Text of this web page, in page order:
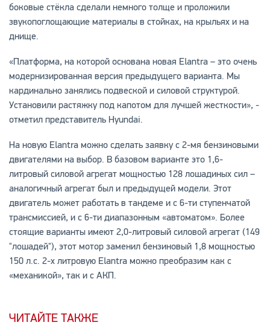
боковые стёкла сделали немного толще и проложили
звукопоглощающие материалы в стойках, на крыльях и на
днище.
«Платформа, на которой основана новая Elantra – это очень
модернизированная версия предыдущего варианта. Мы
кардинально занялись подвеской и силовой структурой.
Установили растяжку под капотом для лучшей жесткости», -
отметил представитель Hyundai.
На новую Elantra можно сделать заявку с 2-мя бензиновыми
двигателями на выбор. В базовом варианте это 1,6-
литровый силовой агрегат мощностью 128 лошадиных сил –
аналогичный агрегат был и предыдущей модели. Этот
двигатель может работать в тандеме и с 6-ти ступенчатой
трансмиссией, и с 6-ти диапазонным «автоматом». Более
стоящие варианты имеют 2,0-литровый силовой агрегат (149
"лошадей"), этот мотор заменил бензиновый 1,8 мощностью
150 л.с. 2-х литровую Elantra можно преобразим как с
«механикой», так и с АКП.
ЧИТАЙТЕ ТАКЖЕ